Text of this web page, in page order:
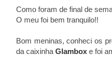
Como foram de final de
O meu foi bem tranquilo!!
Bom meninas, conheci os
da caixinha Glambox e foi